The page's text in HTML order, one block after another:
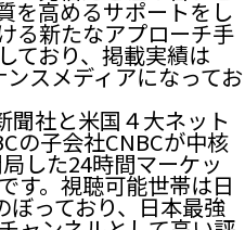
を高めるサポートをし
る新たなアプローチ手
ており、掲載実績は
スメディアになってお
聞社と米国４大ネット
の子会社CNBCが中核
した24時間マーケッ
す。視聴可能世帯は日
ぼっており、日本最強